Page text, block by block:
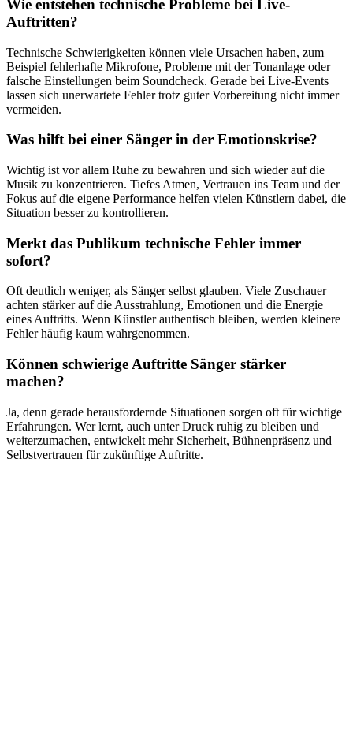
Wie entstehen technische Probleme bei Live-
Auftritten?
Technische Schwierigkeiten können viele Ursachen haben, zum
Beispiel fehlerhafte Mikrofone, Probleme mit der Tonanlage oder
falsche Einstellungen beim Soundcheck. Gerade bei Live-Events
lassen sich unerwartete Fehler trotz guter Vorbereitung nicht immer
vermeiden.
Was hilft bei einer Sänger in der Emotionskrise?
Wichtig ist vor allem Ruhe zu bewahren und sich wieder auf die
Musik zu konzentrieren. Tiefes Atmen, Vertrauen ins Team und der
Fokus auf die eigene Performance helfen vielen Künstlern dabei, die
Situation besser zu kontrollieren.
Merkt das Publikum technische Fehler immer
sofort?
Oft deutlich weniger, als Sänger selbst glauben. Viele Zuschauer
achten stärker auf die Ausstrahlung, Emotionen und die Energie
eines Auftritts. Wenn Künstler authentisch bleiben, werden kleinere
Fehler häufig kaum wahrgenommen.
Können schwierige Auftritte Sänger stärker
machen?
Ja, denn gerade herausfordernde Situationen sorgen oft für wichtige
Erfahrungen. Wer lernt, auch unter Druck ruhig zu bleiben und
weiterzumachen, entwickelt mehr Sicherheit, Bühnenpräsenz und
Selbstvertrauen für zukünftige Auftritte.